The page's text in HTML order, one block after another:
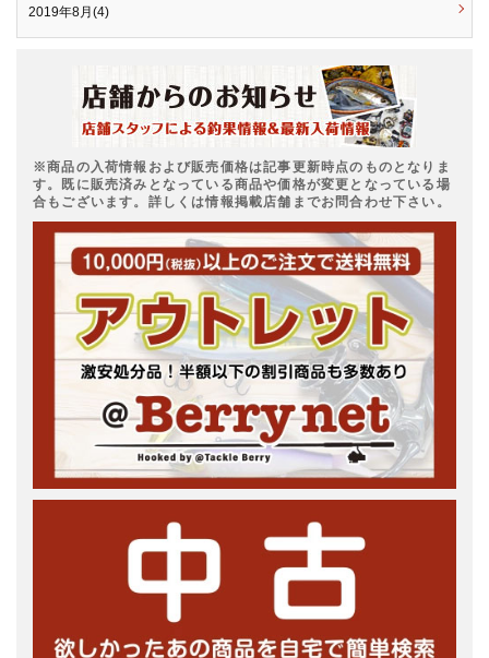
2019年8月(4)
※商品の入荷情報および販売価格は記事更新時点のものとなりま
す。既に販売済みとなっている商品や価格が変更となっている場
合もございます。詳しくは情報掲載店舗までお問合わせ下さい。